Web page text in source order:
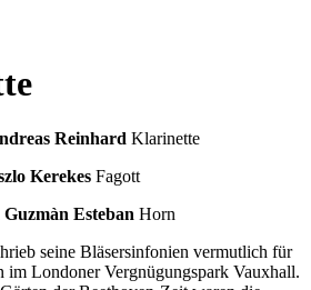
Reinhard Klarinette
Kerekes Fagott
Esteban Horn
seine Bläser­sinfonien vermutlich für
im Londoner Vergnügungspark Vauxhall.